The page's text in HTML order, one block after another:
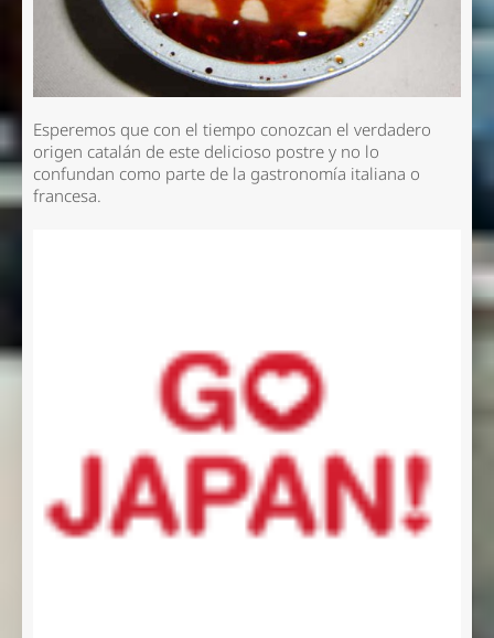
Esperemos que con el tiempo conozcan el verdadero
origen catalán de este delicioso postre y no lo
confundan como parte de la gastronomía italiana o
francesa.